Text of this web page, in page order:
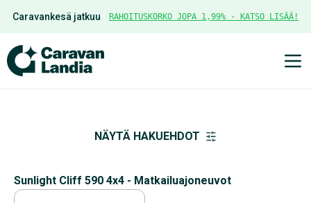
Caravankesä jatkuu RAHOITUSKORKO JOPA 1,99% - KATSO LISÄÄ!
NÄYTÄ HAKUEHDOT
Sunlight Cliff 590 4x4 - Matkailuajoneuvot